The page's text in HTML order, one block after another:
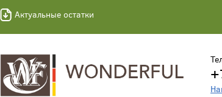
Актуальные остатки